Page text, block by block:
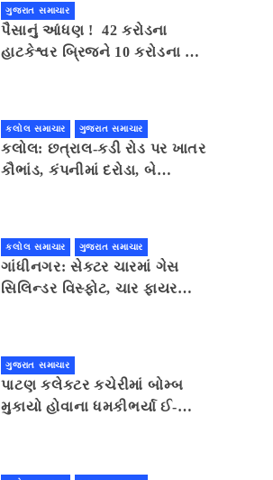
ગુજરાત સમાચાર
પૈસાનું આંધણ ! 42 કરોડના
હાટકેશ્વર બ્રિજને 10 કરોડના ખર્ચે
કલોલ સમાચાર ગુજરાત સમાચાર
કલોલ: છત્રાલ-કડી રોડ પર ખાતર
કૌભાંડ, કંપનીમાં દરોડા, બે
કલોલ સમાચાર ગુજરાત સમાચાર
ગાંધીનગર: સેક્ટર ચારમાં ગેસ
સિલિન્ડર વિસ્ફોટ, ચાર ફાયર
ગુજરાત સમાચાર
પાટણ કલેકટર કચેરીમાં બોમ્બ
મુકાયો હોવાના ધમકીભર્યા ઈ-